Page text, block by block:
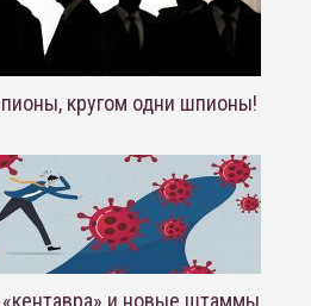
кругом одни шпионы!
и новые штаммы